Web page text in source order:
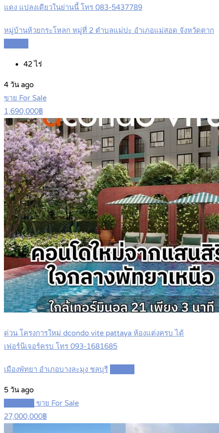
แดง แปลงเดียวในย่านนี้ โทร 083-5437789
หมู่บ้านห้วยกระโหลก หมู่ที่ 2 ตำบลแม่ปะ อำเภอแม่สอด จังหวัดตาก
42 ไร่
4 วัน ago
ขาย For Sale
1,690,000฿
ด่วน โครงการใหม่ dcondo vite pattaya ห้องแต่งครบ ได้
เฟอร์นิเจอร์ครบ โทร 093-1681685
เมืองพัทยา อำเภอบางละมุง ชลบุรี
5 วัน ago
ขาย For Sale
27,000,000฿